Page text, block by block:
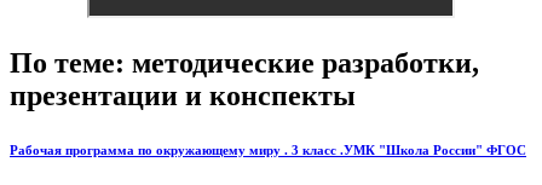
По теме: методические разработки,
презентации и конспекты
Рабочая программа по окружающему миру . 3 класс .УМК "Школа России" ФГОС